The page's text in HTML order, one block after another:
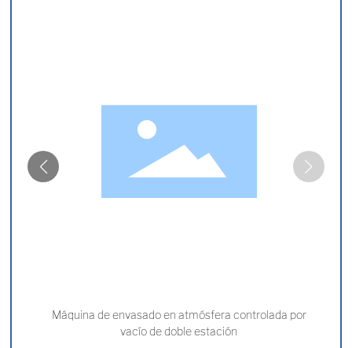
Máquina de envasado en atmósfera controlada por
vacío de doble estación